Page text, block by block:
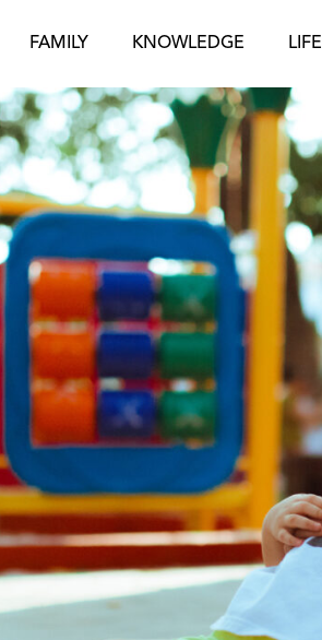
FAMILY KNOWLEDGE LIFE